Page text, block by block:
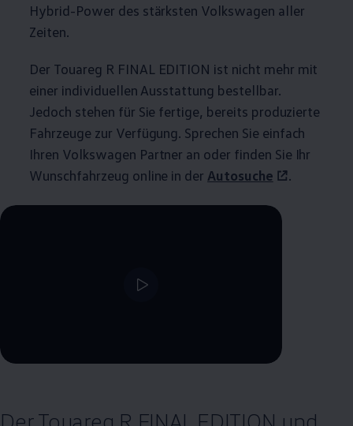
Hybrid-Power des stärksten Volkswagen aller
Zeiten.
Der Touareg R FINAL EDITION ist nicht mehr mit
einer individuellen Ausstattung bestellbar.
Jedoch stehen für Sie fertige, bereits produzierte
Fahrzeuge zur Verfügung. Sprechen Sie einfach
Ihren Volkswagen Partner an oder finden Sie Ihr
Wunschfahrzeug online in der Autosuche .